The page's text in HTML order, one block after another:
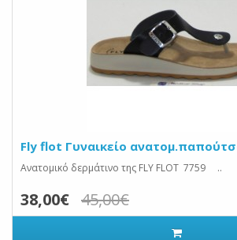
Fly flot Γυναικείο
Ανατομικό δερμάτινο της FLY FLOT 7759 ..
38,00€ 45,00€